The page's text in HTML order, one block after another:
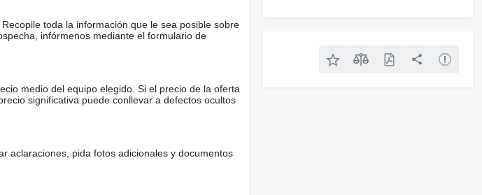
toda la información que le sea posible sobre
infórmenos mediante el formulario de
medio del equipo elegido. Si el precio de la oferta
significativa puede conllevar a defectos ocultos
aclaraciones, pida fotos adicionales y documentos